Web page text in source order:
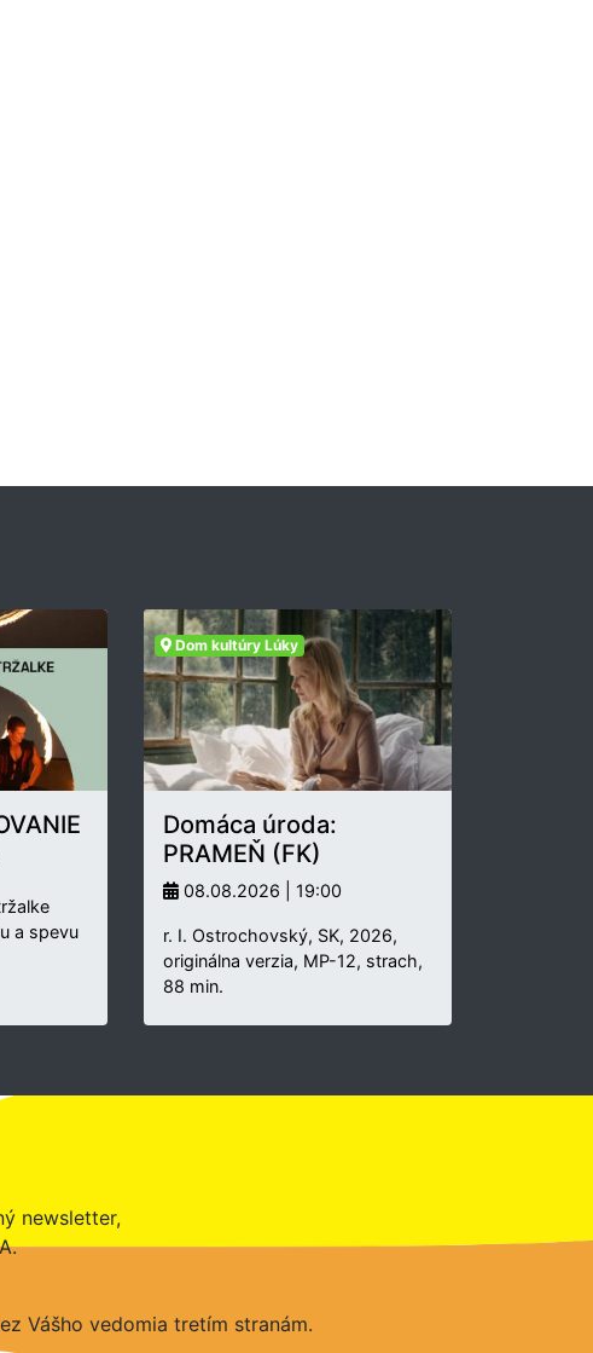
a spevu
Dom kultúry Lúky
Domáca úroda:
PRAMEŇ (FK)
08.08.2026 | 19:00
r. I. Ostrochovský, SK, 2026,
originálna verzia, MP-12, strach,
88 min.
newsletter,
Vášho vedomia tretím stranám.